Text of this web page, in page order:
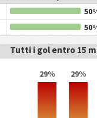
Tutti i gol entro 15
29% 29%